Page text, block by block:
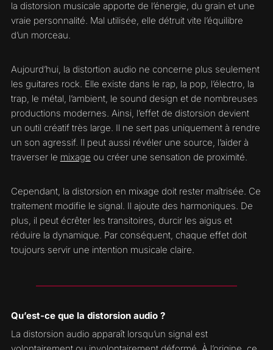
la distorsion musicale apporte de l’énergie, du grain et une
vraie personnalité. Mal utilisée, elle détruit vite l’équilibre
d’un morceau.
Aujourd’hui, la distortion audio ne concerne plus seulement
les guitares rock. Elle existe dans le rap, la pop, l’électro, la
trap, le métal, l’ambient, le sound design et de nombreuses
productions modernes. Ainsi, l’effet de distorsion devient
un outil créatif très large. Il ne sert pas uniquement à rendre
un son agressif. Il peut aussi révéler une source, l’aider à
traverser le mixage ou créer une sensation de proximité.
Cependant, la distorsion en mixage doit rester maîtrisée. Ce
traitement modifie le signal. Il ajoute des harmoniques. De
plus, il peut écrêter les transitoires, durcir les aigus et
réduire la dynamique. Par conséquent, chaque effet doit
toujours servir une intention musicale claire.
Qu’est-ce que la distorsion audio ?
La distorsion audio apparaît lorsqu’un signal est